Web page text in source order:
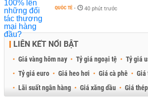
QUỐC TẾ - 40 phút trước
LIÊN KẾT NỔI BẬT
Giá vàng hôm nay Tỷ giá ngoại tệ Tỷ giá
Tỷ giá euro
Giá heo hơi Giá cà phê
Giá
Lãi suất ngân hàng
Giá xăng dầu Giá